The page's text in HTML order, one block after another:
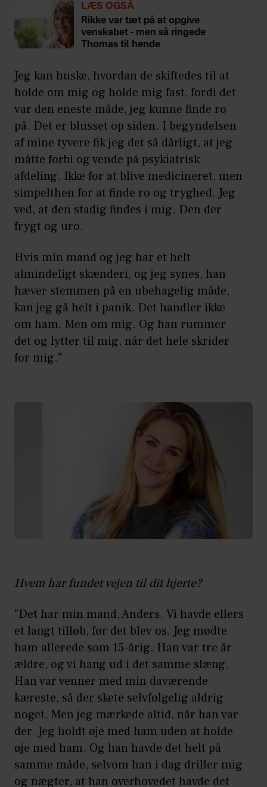
LÆS OGSÅ
Rikke var tæt på at opgive
venskabet - men så ringede
Thomas til hende
Jeg kan huske, hvordan de skiftedes til at
holde om mig og holde mig fast, fordi det
var den eneste måde, jeg kunne finde ro
på. Det er blusset op siden. I begyndelsen
af mine tyvere fik jeg det så dårligt, at jeg
måtte forbi og vende på psykiatrisk
afdeling. Ikke for at blive medicineret, men
simpelthen for at finde ro og tryghed. Jeg
ved, at den stadig findes i mig. Den der
frygt og uro.
Hvis min mand og jeg har et helt
almindeligt skænderi, og jeg synes, han
hæver stemmen på en ubehagelig måde,
kan jeg gå helt i panik. Det handler ikke
om ham. Men om mig. Og han rummer
det og lytter til mig, når det hele skrider
for mig."
Hvem har fundet vejen til dit hjerte?
"Det har min mand, Anders. Vi havde ellers
et langt tilløb, før det blev os. Jeg mødte
ham allerede som 15-årig. Han var tre år
ældre, og vi hang ud i det samme slæng.
Han var venner med min daværende
kæreste, så der skete selvfølgelig aldrig
noget. Men jeg mærkede altid, når han var
der. Jeg holdt øje med ham uden at holde
øje med ham. Og han havde det helt på
samme måde, selvom han i dag driller mig
og nægter, at han overhovedet havde det